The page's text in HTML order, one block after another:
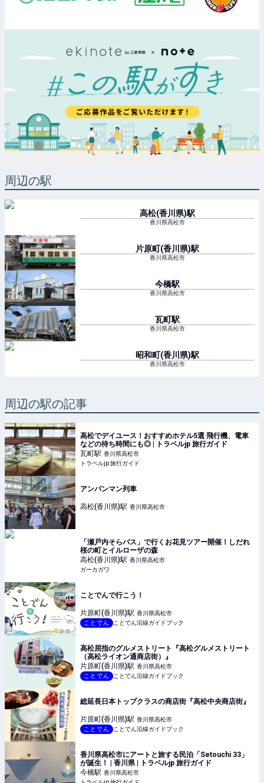
周辺の駅
高松(香川県)駅
香川県高松市
片原町(香川県)駅
香川県高松市
今橋駅
香川県高松市
瓦町駅
香川県高松市
昭和町(香川県)駅
香川県高松市
周辺の駅の記事
高松でデイユース！おすすめホテル5選 飛行機、電車
などの待ち時間にも◎ | トラベルjp 旅行ガイド
瓦町駅 香川県高松市
トラベルjp 旅行ガイド
アンパンマン列車
高松(香川県)駅 香川県高松市
「瀬戸内そらバス」で行くお花見ツアー開催！しだれ
桜の町とイルローザの森
高松(香川県)駅 香川県高松市
ガーカガワ
ことでんで行こう！
片原町(香川県)駅 香川県高松市
ことでん
ことでん沿線ガイドブック
高松屈指のグルメストリート『高松グルメストリート
（高松ライオン通商店街）』
片原町(香川県)駅 香川県高松市
ことでん
ことでん沿線ガイドブック
総延長日本トップクラスの商店街『高松中央商店街』
片原町(香川県)駅 香川県高松市
ことでん
ことでん沿線ガイドブック
香川県高松市にアートと旅する民泊「Setouchi 33」
が誕生！ | 香川県 | トラベルjp 旅行ガイド
今橋駅 香川県高松市